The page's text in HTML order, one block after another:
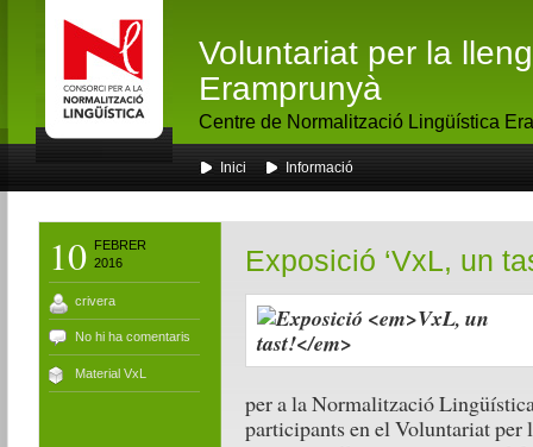
Voluntariat per la
Eramprunyà
Centre de Normalització Lingüística
Inici Informació
10
FEBRER
2016
crivera
No hi ha comentaris
Material VxL
Exposició ‘VxL, un
per a la Normalització
participants en el Voluntariat per